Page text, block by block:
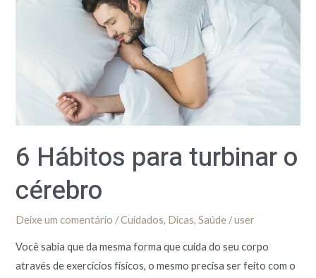
6 Hábitos para turbinar o
cérebro
Deixe um comentário /Cuidados, Dicas,Saúde /user
Você sabia que da mesma forma que cuida do seu corpo
através de exercícios físicos, o mesmo precisa ser feito com o